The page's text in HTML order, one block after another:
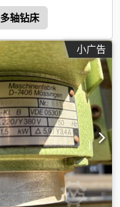
多轴钻床
小广告